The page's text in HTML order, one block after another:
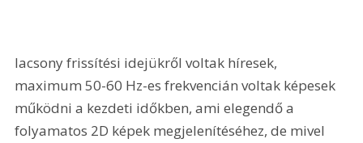
lacsony frissítési idejükről voltak híresek,
maximum 50-60 Hz-es frekvencián voltak képesek
működni a kezdeti időkben, ami elegendő a
folyamatos 2D képek megjelenítéséhez, de mivel